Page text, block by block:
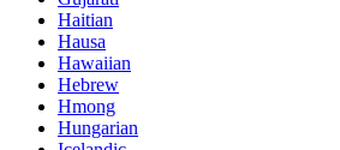
Haitian
Hausa
Hawaiian
Hebrew
Hmong
Hungarian